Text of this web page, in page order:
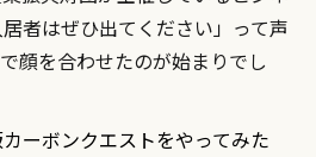
者はぜひ出てください」って声
顔を合わせたのが始まりでし
ーボンクエストをやってみた